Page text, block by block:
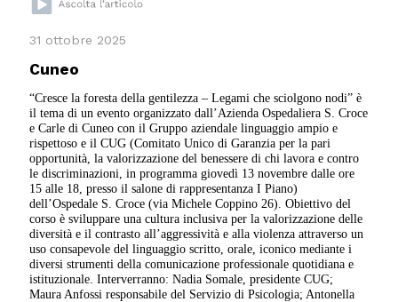
31 ottobre 2025
Cuneo
“Cresce la foresta della gentilezza – Legami che sciolgono nodi” è
il tema di un evento organizzato dall’Azienda Ospedaliera S. Croce
e Carle di Cuneo con il Gruppo aziendale linguaggio ampio e
rispettoso e il CUG (Comitato Unico di Garanzia per la pari
opportunità, la valorizzazione del benessere di chi lavora e contro
le discriminazioni, in programma giovedì 13 novembre dalle ore
15 alle 18, presso il salone di rappresentanza I Piano)
dell’Ospedale S. Croce (via Michele Coppino 26). Obiettivo del
corso è sviluppare una cultura inclusiva per la valorizzazione delle
diversità e il contrasto all’aggressività e alla violenza attraverso un
uso consapevole del linguaggio scritto, orale, iconico mediante i
diversi strumenti della comunicazione professionale quotidiana e
istituzionale. Interverranno: Nadia Somale, presidente CUG;
Maura Anfossi responsabile del Servizio di Psicologia; Antonella